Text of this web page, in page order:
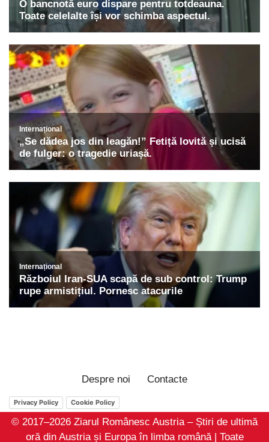
Despre noi Contacte
Privacy Policy Cookie Policy
© 2017–2026 Ziarul Românesc Austria – Știri de ultimă
oră din Austria și Europa în limba română | Toate